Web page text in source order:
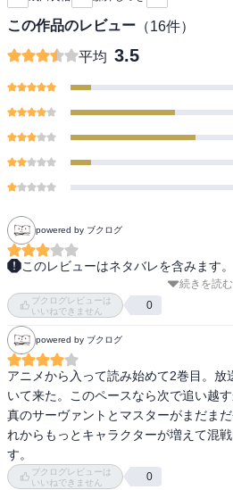
この作品のレビュー （16件）
平均 3.5
powered by ブクログ
このレビューはネタバレを含みます。
2巻に入って、少しずつアニメではカッ
た。
デュマさんとシャルル・ノディエとの
の異様さなど……。
そして、2巻は、彼女の登場で終わるん
p.158
「俺の奢りだ。その公務員連中の血の
「受付で無料支給してるコーヒーだろ
p.170
続きを読む
ブクログレビューは
いいねできません
0
powered by ブクログ
アニメから入って読み始めて2巻目。放
いて来た。このペースなら次で追い越す
真のサーヴァントとマスターがまだま
れからもっとキャラクターが増えて混
す。
ブクログレビューは
いいねできません
0